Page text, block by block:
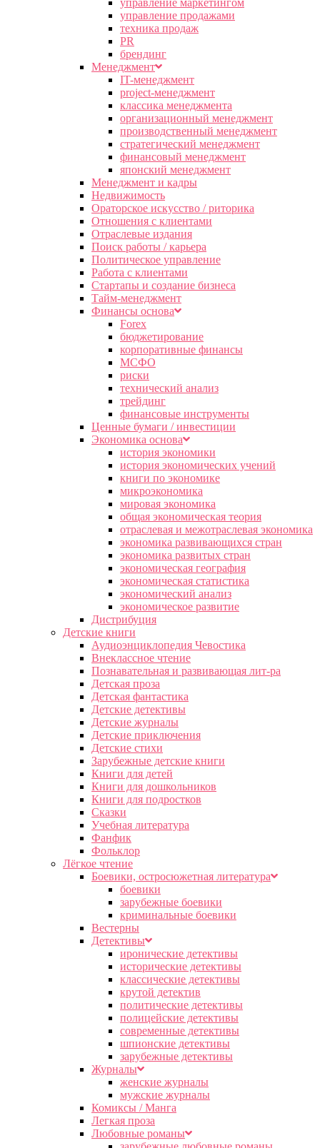
управление маркетингом
управление продажами
техника продаж
PR
брендинг
Менеджмент
IT-менеджмент
project-менеджмент
классика менеджмента
организационный менеджмент
производственный менеджмент
стратегический менеджмент
финансовый менеджмент
японский менеджмент
Менеджмент и кадры
Недвижимость
Ораторское искусство / риторика
Отношения с клиентами
Отраслевые издания
Поиск работы / карьера
Политическое управление
Работа с клиентами
Стартапы и создание бизнеса
Тайм-менеджмент
Финансы основа
Forex
бюджетирование
корпоративные финансы
МСФО
риски
технический анализ
трейдинг
финансовые инструменты
Ценные бумаги / инвестиции
Экономика основа
история экономики
история экономических учений
книги по экономике
микроэкономика
мировая экономика
общая экономическая теория
отраслевая и межотраслевая экономика
экономика развивающихся стран
экономика развитых стран
экономическая география
экономическая статистика
экономический анализ
экономическое развитие
Дистрибуция
Детские книги
Аудиоэнциклопедия Чевостика
Внеклассное чтение
Познавательная и развивающая лит-ра
Детская проза
Детская фантастика
Детские детективы
Детские журналы
Детские приключения
Детские стихи
Зарубежные детские книги
Книги для детей
Книги для дошкольников
Книги для подростков
Сказки
Учебная литература
Фанфик
Фольклор
Лёгкое чтение
Боевики, остросюжетная литература
боевики
зарубежные боевики
криминальные боевики
Вестерны
Детективы
иронические детективы
исторические детективы
классические детективы
крутой детектив
политические детективы
полицейские детективы
современные детективы
шпионские детективы
зарубежные детективы
Журналы
женские журналы
мужские журналы
Комиксы / Манга
Легкая проза
Любовные романы